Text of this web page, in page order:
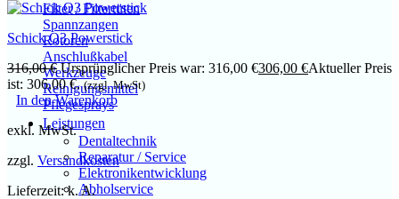
Filter / Filtertüten
Spannzangen
Rotoren
Anschlußkabel
Werkzeuge
Reinigungsmittel
Pflegesprays
Leistungen
Dentaltechnik
Reparatur / Service
Elektronikentwicklung
Abholservice
Schick Q3 Powerstick
316,00€ Ursprünglicher Preis war: 316,00 €306,00 €Aktueller Preis
ist: 306,00 €. (zzgl. MwSt)
In den Warenkorb
exkl. MwSt.
zzgl. Versandkosten
Lieferzeit:k. A.